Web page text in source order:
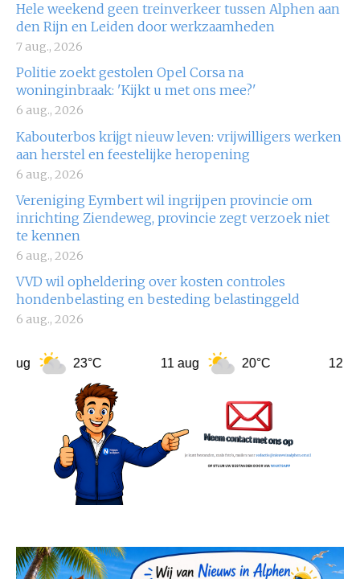
Hele weekend geen treinverkeer tussen Alphen aan
den Rijn en Leiden door werkzaamheden
7 aug., 2026
Politie zoekt gestolen Opel Corsa na
woninginbraak: 'Kijkt u met ons mee?'
6 aug., 2026
Kabouterbos krijgt nieuw leven: vrijwilligers werken
aan herstel en feestelijke heropening
6 aug., 2026
Vereniging Eymbert wil ingrijpen provincie om
inrichting Ziendeweg, provincie zegt verzoek niet
te kennen
6 aug., 2026
VVD wil opheldering over kosten controles
hondenbelasting en besteding belastinggeld
6 aug., 2026
23°C 11 aug 20°C 12 aug